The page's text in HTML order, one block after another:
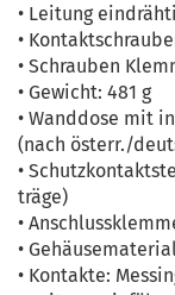
• Leitung
•
• Schrauben
• Gewicht: 481 g
• Wanddose mit
(nach österr./
•
träge)
•
•
• Kontakte: